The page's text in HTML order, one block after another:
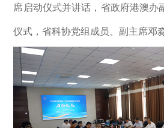
席启动仪式并讲话，省政府港澳办
仪式，省科协党组成员、副主席邓